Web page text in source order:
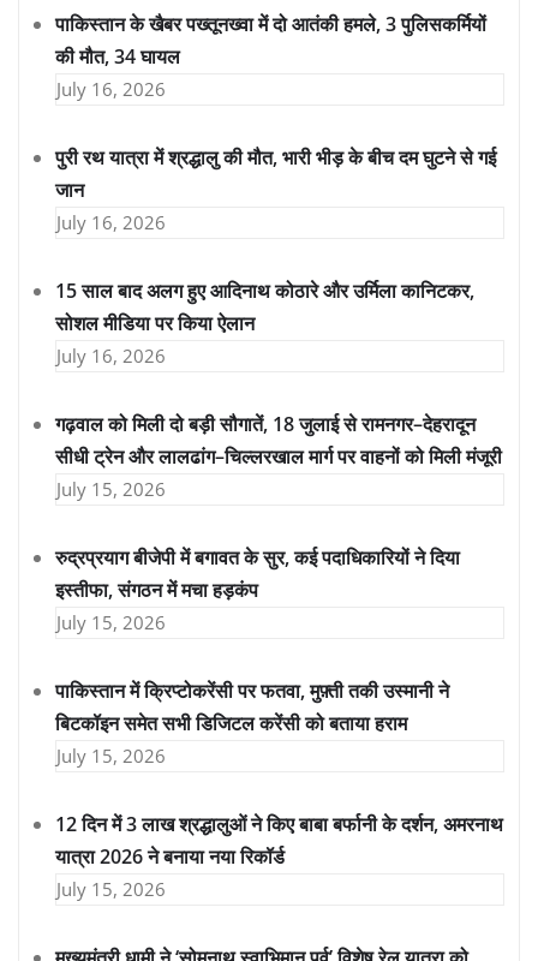
पाकिस्तान के खैबर पख्तूनख्वा में दो आतंकी हमले, 3 पुलिसकर्मियों
की मौत, 34 घायल
July 16, 2026
पुरी रथ यात्रा में श्रद्धालु की मौत, भारी भीड़ के बीच दम घुटने से गई
जान
July 16, 2026
15 साल बाद अलग हुए आदिनाथ कोठारे और उर्मिला कानिटकर,
सोशल मीडिया पर किया ऐलान
July 16, 2026
गढ़वाल को मिली दो बड़ी सौगातें, 18 जुलाई से रामनगर–देहरादून
सीधी ट्रेन और लालढांग–चिल्लरखाल मार्ग पर वाहनों को मिली मंजूरी
July 15, 2026
रुद्रप्रयाग बीजेपी में बगावत के सुर, कई पदाधिकारियों ने दिया
इस्तीफा, संगठन में मचा हड़कंप
July 15, 2026
पाकिस्तान में क्रिप्टोकरेंसी पर फतवा, मुफ़्ती तकी उस्मानी ने
बिटकॉइन समेत सभी डिजिटल करेंसी को बताया हराम
July 15, 2026
12 दिन में 3 लाख श्रद्धालुओं ने किए बाबा बर्फानी के दर्शन, अमरनाथ
यात्रा 2026 ने बनाया नया रिकॉर्ड
July 15, 2026